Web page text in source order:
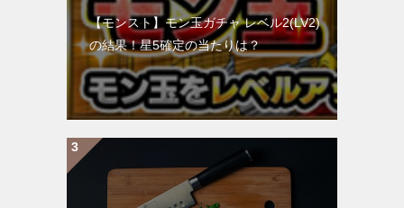
【モンスト】モン玉ガチャ レベル2(LV2)
の結果！星5確定の当たりは？